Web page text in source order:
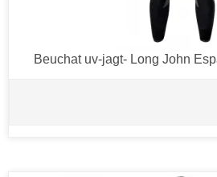
Beuchat uv-jagt- Long John